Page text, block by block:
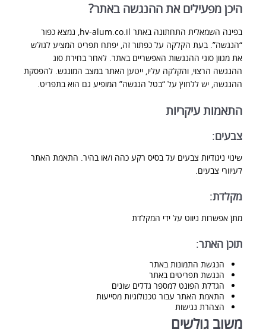
היכן מפעילים את ההנגשה באתר?
בפינה השמאלית התחתונה באתר hv-alum.co.il, נמצא כפור
“הנגשה”. בעת הקלקה על כפתור זה, יפתח תפריט המציע לגולש
את מגוון סוגי ההנגשות האפשריים באתר. לאחר בחירת סוג
ההנגשה הרצוי, והקלקה עליו, ייטען האתר במצב המונגש. להפסקת
ההנגשה, יש ללחוץ על “בטל הנגשה” המופיע גם הוא בתפריט.
התאמות עיקריות
צבעים:
שינוי ניגודיות צבעים על בסיס רקע כהה ו/או בהיר. התאמת האתר
לעיוורי צבעים.
מקלדת:
מתן אפשרות ניווט על ידי המקלדת
תוכן האתר:
הנגשת התמונות באתר
הנגשת תפריטים באתר
הגדלת הפונט למספר גדלים שונים
התאמת האתר עבור טכנולוגיות מסייעות
הצהרת נגישות
משוב גולשים